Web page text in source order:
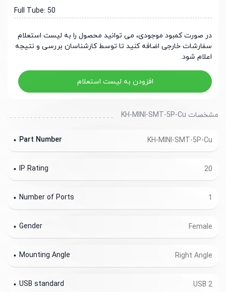
Full Tube: 50
در صورت کمبود موجودی، می توانید محصول را به لیست استعلام
سفارشات خارجی اضافه کنید تا توسط کارشناسان بررسی و نتیجه
اعلام شود.
افزودن به لیست استعلام
مشخصات KH-MINI-SMT-5P-Cu
KH-MINI-SMT-5P-Cu
Part Number
20
IP Rating
1
Number of Ports
Female
Gender
Right Angle
Mounting Angle
USB 2
USB standard